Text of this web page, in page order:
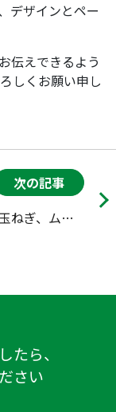
デザインとペー
伝えできるよう
しくお願い申し
次の記事
国産ムキ玉ねぎ、ムキペコロス、国産洗いごぼうについてのお知らせ
たら、
さい